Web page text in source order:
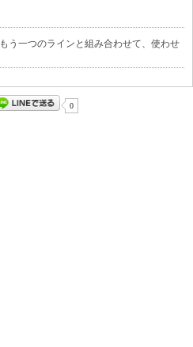
う一つのラインと組み合わせて、使わせ
0